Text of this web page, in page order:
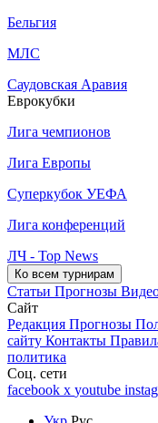
Бельгия
МЛС
Саудовская Аравия
Еврокубки
Лига чемпионов
Лига Европы
Суперкубок УЕФА
Лига конференций
ЛЧ - Top News
Ко всем турнирам
Статьи Прогнозы
Сайт
Редакция Прогнозы
сайту Контакты
политика
Соц. сети
facebook x youtube